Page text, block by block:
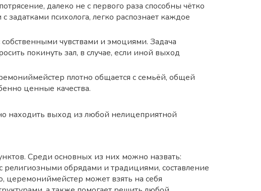
далеко не с первого раза способны чётко
психолога, легко распознает каждое
собственными чувствами и эмоциями. Задача
покинуть зал, в случае, если иной выход
плотно общается с семьёй, общей
ценные качества.
находить выход из любой нелицеприятной
Среди основных из них можно назвать:
религиозными обрядами и традициями, составление
церемониймейстер может взять на себя